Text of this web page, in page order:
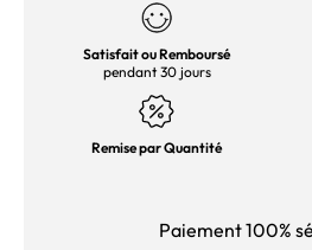
Satisfait ou Remboursé
pendant 30 jours
Remise par Quantité
Paiement 100%